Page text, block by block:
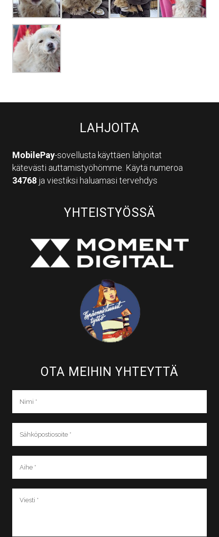
LAHJOITA
MobilePay-sovellusta käyttäen lahjoitat
kätevästi auttamistyöhömme. Käytä numeroa
34768 ja viestiksi haluamasi tervehdys
YHTEISTYÖSSÄ
OTA MEIHIN YHTEYTTÄ​